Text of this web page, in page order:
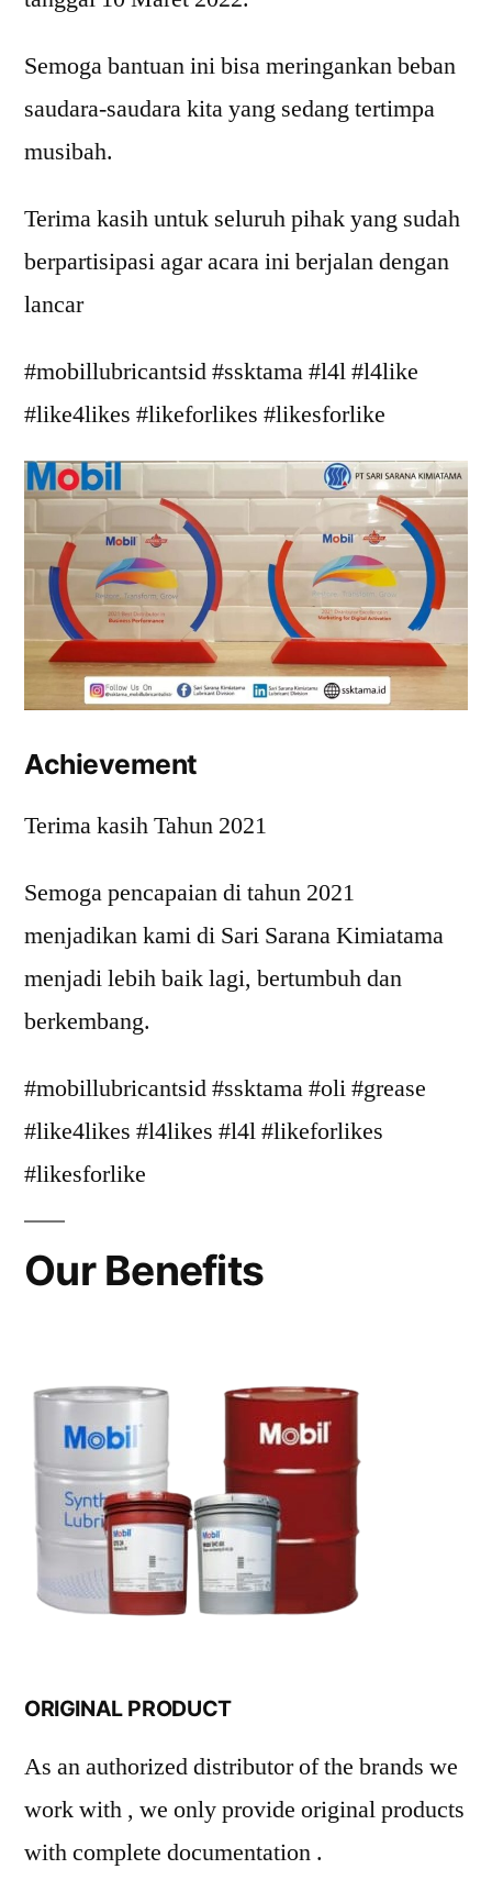
Semoga bantuan ini bisa meringankan beban
saudara-saudara kita yang sedang tertimpa
musibah.
Terima kasih untuk seluruh pihak yang sudah
berpartisipasi agar acara ini berjalan dengan
lancar
#mobillubricantsid #ssktama #l4l #l4like
#like4likes #likeforlikes #likesforlike
Achievement
Terima kasih Tahun 2021
Semoga pencapaian di tahun 2021
menjadikan kami di Sari Sarana Kimiatama
menjadi lebih baik lagi, bertumbuh dan
berkembang.
#mobillubricantsid #ssktama #oli #grease
#like4likes #l4likes #l4l #likeforlikes
#likesforlike
Our Benefits
ORIGINAL PRODUCT
As an authorized distributor of the brands we
work with , we only provide original products
with complete documentation .